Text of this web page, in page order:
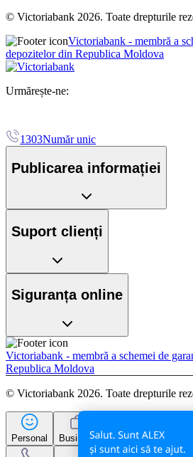
© Victoriabank 2026. Toate drepturile
Victoriabank - membră a
depozitelor din Republica Moldova
Urmărește-ne:
1303Număr unic
Publicarea informației
Suport clienți
Siguranța online
Victoriabank - membră a schemei de
Republica Moldova
© Victoriabank 2026. Toate drepturile
Personal Business